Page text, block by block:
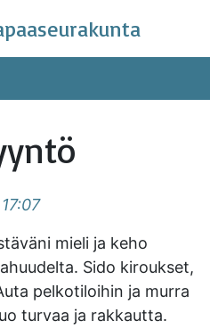
mieli ja keho
Sido kiroukset,
pelkotiloihin ja murra
turvaa ja rakkautta.